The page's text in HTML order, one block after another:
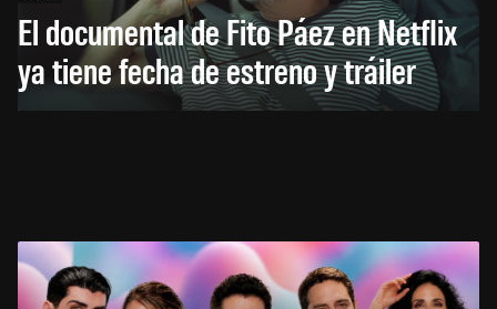
El documental de Fito Páez en Netflix
ya tiene fecha de estreno y tráiler